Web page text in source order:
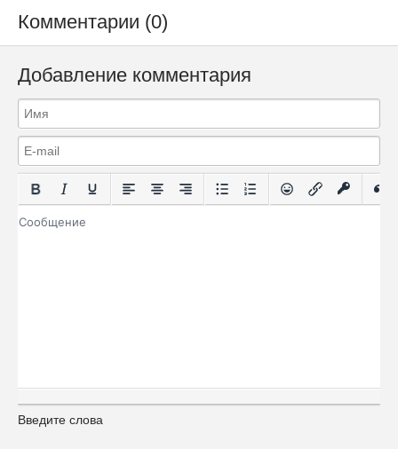
Комментарии (0)
Добавление комментария
Введите слова